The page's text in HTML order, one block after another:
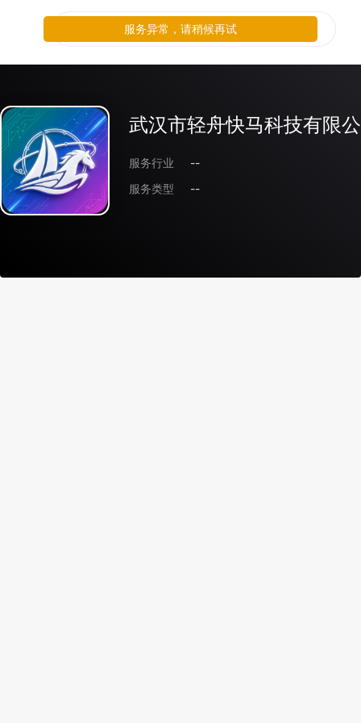
武汉市轻舟快马科技有限
服务行业
--
服务类型
--
服务异常，请稍候再试